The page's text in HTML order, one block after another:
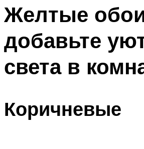
Желтые
добавьте
света в
Коричневые